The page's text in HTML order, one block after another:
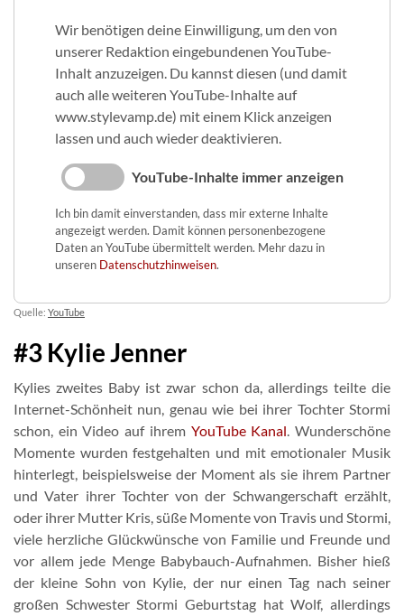
Wir benötigen deine Einwilligung, um den von
unserer Redaktion eingebundenen YouTube-
Inhalt anzuzeigen. Du kannst diesen (und damit
auch alle weiteren YouTube-Inhalte auf
www.stylevamp.de) mit einem Klick anzeigen
lassen und auch wieder deaktivieren.
YouTube-Inhalte immer anzeigen
Ich bin damit einverstanden, dass mir externe Inhalte
angezeigt werden. Damit können personenbezogene
Daten an YouTube übermittelt werden. Mehr dazu in
unseren Datenschutzhinweisen.
Quelle: YouTube
#3 Kylie Jenner
Kylies zweites Baby ist zwar schon da, allerdings teilte die
Internet-Schönheit nun, genau wie bei ihrer Tochter Stormi
schon, ein Video auf ihrem YouTube Kanal. Wunderschöne
Momente wurden festgehalten und mit emotionaler Musik
hinterlegt, beispielsweise der Moment als sie ihrem Partner
und Vater ihrer Tochter von der Schwangerschaft erzählt,
oder ihrer Mutter Kris, süße Momente von Travis und Stormi,
viele herzliche Glückwünsche von Familie und Freunde und
vor allem jede Menge Babybauch-Aufnahmen. Bisher hieß
der kleine Sohn von Kylie, der nur einen Tag nach seiner
großen Schwester Stormi Geburtstag hat Wolf, allerdings